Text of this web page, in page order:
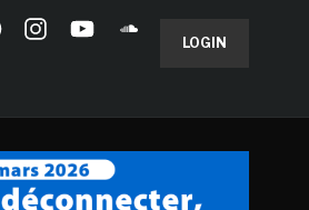
LOGIN